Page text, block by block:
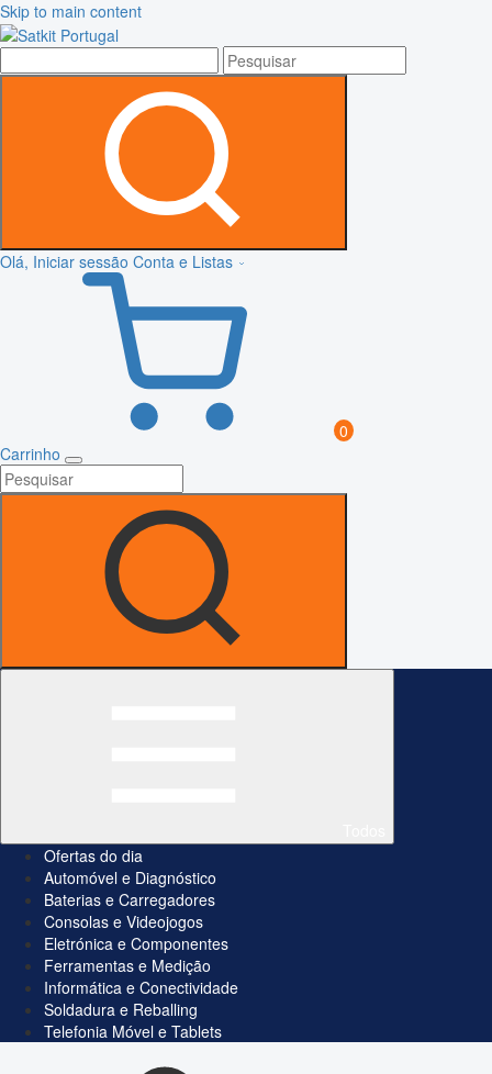
Skip to main content
Olá, Iniciar sessão Conta e Listas
0
Carrinho
Ofertas do dia
Automóvel e Diagnóstico
Baterias e Carregadores
Consolas e Videojogos
Eletrónica e Componentes
Ferramentas e Medição
Informática e Conectividade
Soldadura e Reballing
Telefonia Móvel e Tablets